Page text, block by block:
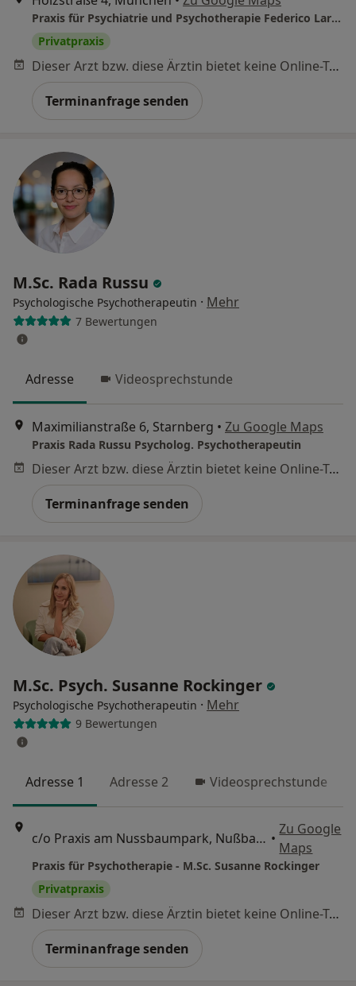
Praxis für Psychiatrie und Psychotherapie Federico Larcher
Privatpraxis
Dieser Arzt bzw. diese Ärztin bietet keine Online-Terminbuchung an diesem Standort an.
Terminanfrage senden
M.Sc. Rada Russu
Psychologische Psychotherapeutin · Mehr
7 Bewertungen
Adresse Videosprechstunde
Maximilianstraße 6, Starnberg • Zu Google Maps
Praxis Rada Russu Psycholog. Psychotherapeutin
Dieser Arzt bzw. diese Ärztin bietet keine Online-Terminbuchung an diesem Standort an.
Terminanfrage senden
M.Sc. Psych. Susanne Rockinger
Psychologische Psychotherapeutin · Mehr
9 Bewertungen
Adresse 1 Adresse 2 Videosprechstunde
c/o Praxis am Nussbaumpark, Nußbaumstraße 14, München •
Zu Google
Maps
Praxis für Psychotherapie - M.Sc. Susanne Rockinger
Privatpraxis
Dieser Arzt bzw. diese Ärztin bietet keine Online-Terminbuchung an diesem Standort an.
Terminanfrage senden